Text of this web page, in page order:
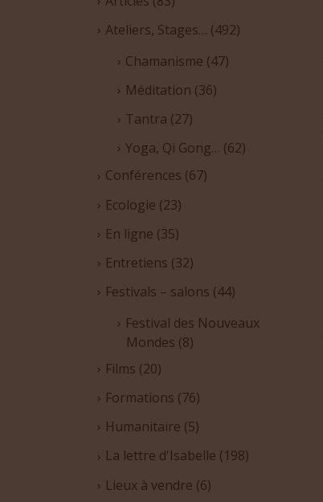
Ateliers, Stages… (492)
Chamanisme (47)
Méditation (36)
Tantra (27)
Yoga, Qi Gong… (62)
Conférences (67)
Ecologie (23)
En ligne (35)
Entretiens (32)
Festivals – salons (44)
Festival des Nouveaux
Mondes (8)
Films (20)
Formations (76)
Humanitaire (5)
La lettre d'Isabelle (198)
Lieux à vendre (6)